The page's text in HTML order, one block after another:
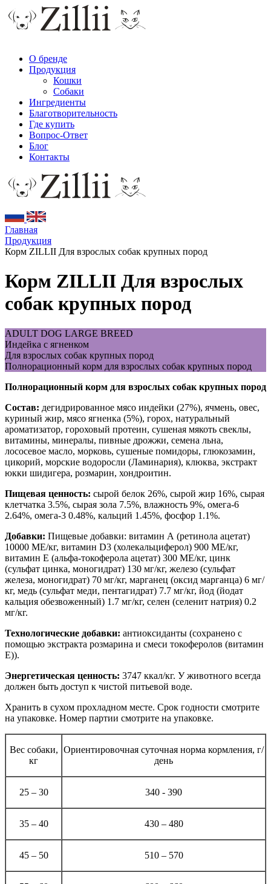
О бренде
Продукция
Кошки
Собаки
Ингредиенты
Благотворительность
Где купить
Вопрос-Ответ
Блог
Контакты
Главная
Продукция
Корм ZILLII Для взрослых собак крупных пород
Корм ZILLII Для взрослых
собак крупных пород
ADULT DOG LARGE BREED
Индейка с ягненком
Для взрослых собак крупных пород
Полнорационный корм для взрослых собак крупных пород
Полнорационный корм для взрослых собак крупных пород
Состав: дегидрированное мясо индейки (27%), ячмень, овес,
куриный жир, мясо ягненка (5%), горох, натуральный
ароматизатор, гороховый протеин, сушеная мякоть свеклы,
витамины, минералы, пивные дрожжи, семена льна,
лососевое масло, морковь, сушеные помидоры, глюкозамин,
цикорий, морские водоросли (Ламинария), клюква, экстракт
юкки шидигера, розмарин, хондроитин.
Пищевая ценность: сырой белок 26%, сырой жир 16%, сырая
клетчатка 3.5%, сырая зола 7.5%, влажность 9%, омега-6
2.64%, омега-3 0.48%, кальций 1.45%, фосфор 1.1%.
Добавки: Пищевые добавки: витамин А (ретинола ацетат)
10000 МЕ/кг, витамин D3 (холекальциферол) 900 МЕ/кг,
витамин Е (альфа-токоферола ацетат) 300 МЕ/кг, цинк
(сульфат цинка, моногидрат) 130 мг/кг, железо (сульфат
железа, моногидрат) 70 мг/кг, марганец (оксид марганца) 6 мг/
кг, медь (сульфат меди, пентагидрат) 7.7 мг/кг, йод (йодат
кальция обезвоженный) 1.7 мг/кг, селен (селенит натрия) 0.2
мг/кг.
Технологические добавки: антиоксиданты (сохранено с
помощью экстракта розмарина и смеси токоферолов (витамин
Е)).
Энергетическая ценность: 3747 ккал/кг. У животного всегда
должен быть доступ к чистой питьевой воде.
Хранить в сухом прохладном месте. Срок годности смотрите
на упаковке. Номер партии смотрите на упаковке.
Вес собаки,
кг
Ориентировочная суточная норма кормления, г/
день
25 – 30 340 - 390
35 – 40 430 – 480
45 – 50 510 – 570